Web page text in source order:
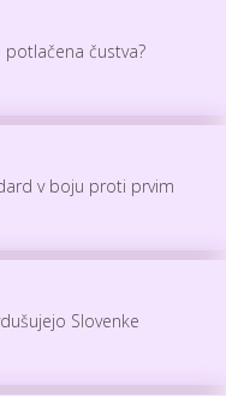
čustva?
v boju proti prvim
Slovenke